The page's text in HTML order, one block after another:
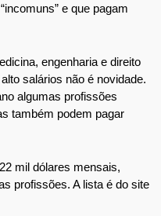
e que pagam
engenharia e direito
salários não é novidade.
algumas profissões
também podem pagar
mil dólares mensais,
profissões. A lista é do site